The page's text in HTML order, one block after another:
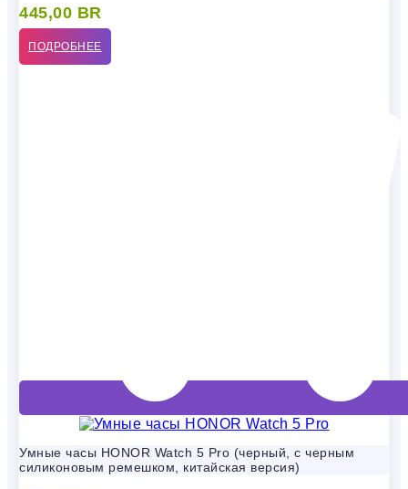
445,00 BR
ПОДРОБНЕЕ
Умные часы HONOR Watch 5 Pro (черный, с черным
силиконовым ремешком, китайская версия)